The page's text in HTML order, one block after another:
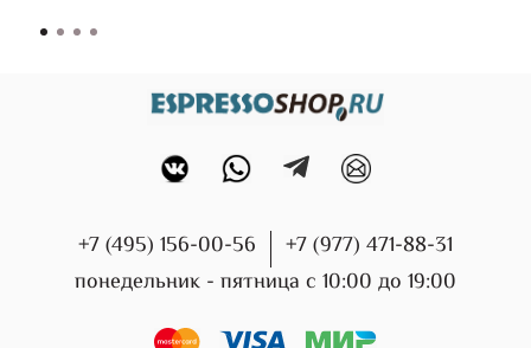
+7 (495) 156-00-56
+7 (977) 471-88-31
понедельник - пятница с 10:00 до 19:00